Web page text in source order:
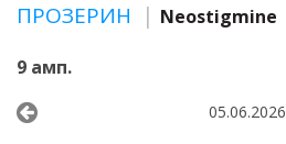
ПРОЗЕРИН Neostigmine
9 амп.
05.06.2026